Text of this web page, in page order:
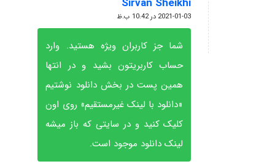
Sirvan Sheikhi
گفته:
2021-01-03 در 10:42 ب.ظ
شما جز کاربران ویژه هستید. وارد
حساب کاربریتون بشید و در انتها
همین پست در بخش دانلود نوشتیم
«دانلود با لینک غیرمستقیم» روی اون
کلیک کنید و در سایتی که باز میشه
لینک دانلود موجود است.